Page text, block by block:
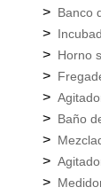
> Banco
>
> Horno
>
>
> Baño
>
>
>